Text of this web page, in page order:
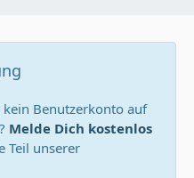
kein Benutzerkonto auf
Melde Dich kostenlos
Teil unserer